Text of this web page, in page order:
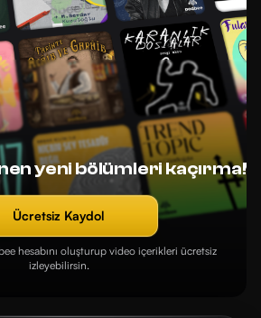
yeni bölümleri kaçırma!
Ücretsiz Kaydol
hesabını oluşturup video içerikleri ücretsiz
izleyebilirsin.